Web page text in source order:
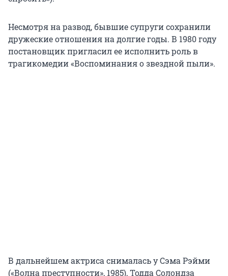
Несмотря на развод, бывшие супруги сохранили
дружеские отношения на долгие годы. В 1980 году
постановщик пригласил ее исполнить роль в
трагикомедии «Воспоминания о звездной пыли».
В дальнейшем актриса снималась у Сэма Рэйми
(«Волна преступности», 1985), Тодда Солондза